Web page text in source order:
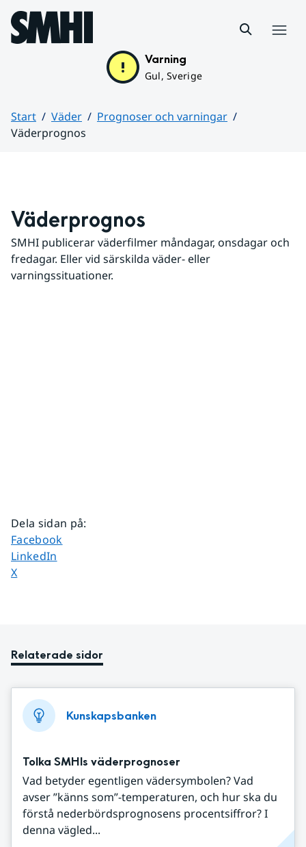
Hoppa till sidans innehåll
Varning
Gul, Sverige
Start Väder
Prognoser och varningar
Väderprognos
Väderprognos
SMHI publicerar väderfilmer måndagar, onsdagar och
fredagar. Eller vid särskilda väder- eller
varningssituationer.
Dela sidan på:
Dela sidan på
Facebook
Dela sidan på
LinkedIn
Dela sidan på
X
Relaterade sidor
Kunskapsbanken
Tolka SMHIs väderprognoser
Vad betyder egentligen vädersymbolen? Vad
avser ”känns som”-temperaturen, och hur ska du
förstå nederbördsprognosens procentsiffror? I
denna vägled...